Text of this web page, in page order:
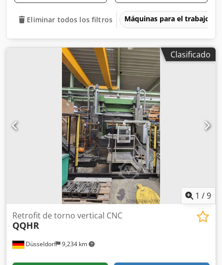
Eliminar todos los filtros Máquinas para el trabajo
Clasificado
1 /9
Düsseldorf 9,234 km
Retrofit de torno vertical CNC
QQHR